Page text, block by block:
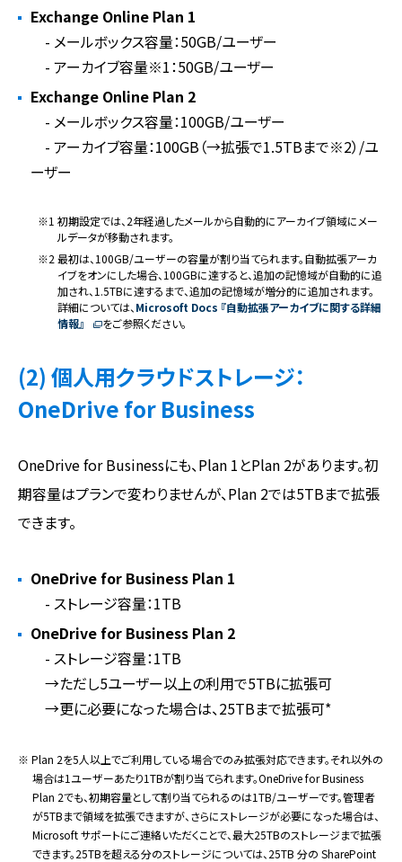
Exchange Online Plan 1
- メールボックス容量：50GB/ユーザー
- アーカイブ容量※1：50GB/ユーザー
Exchange Online Plan 2
- メールボックス容量：100GB/ユーザー
- アーカイブ容量：100GB（→拡張で1.5TBまで※2）/ユ
ーザー
※1 初期設定では、2年経過したメールから自動的にアーカイブ領域にメー
ルデータが移動されます。
※2 最初は、100GB/ユーザーの容量が割り当てられます。自動拡張アーカ
イブをオンにした場合、100GBに達すると、追加の記憶域が自動的に追
加され、1.5TBに達するまで、追加の記憶域が増分的に追加されます。
詳細については、 Microsoft Docs 『自動拡張アーカイブに関する詳細
情報』
をご参照ください。
(2) 個人用クラウドストレージ：
OneDrive for Business
OneDrive for Businessにも、Plan 1とPlan 2があります。初
期容量はプランで変わりませんが、Plan 2では5TBまで拡張
できます。
OneDrive for Business Plan 1
- ストレージ容量：1TB
OneDrive for Business Plan 2
- ストレージ容量：1TB
→ただし5ユーザー以上の利用で5TBに拡張可
→更に必要になった場合は、25TBまで拡張可*
※ Plan 2を5人以上でご利用している場合でのみ拡張対応できます。それ以外の
場合は1ユーザーあたり1TBが割り当てられます。OneDrive for Business
Plan 2でも、初期容量として割り当てられるのは1TB/ユーザーです。管理者
が5TBまで領域を拡張できますが、さらにストレージが必要になった場合は、
Microsoft サポートにご連絡いただくことで、最大25TBのストレージまで拡張
できます。25TBを超える分のストレージについては、25TB 分の SharePoint